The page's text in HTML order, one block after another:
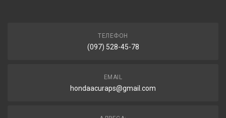
ТЕЛЕФОН
(097) 528-45-78
EMAIL
hondaacuraps@gmail.com